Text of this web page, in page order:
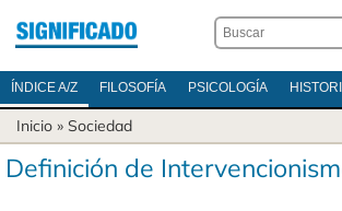
ÍNDICE A/Z FILOSOFÍA PSICOLOGÍA
Inicio » Sociedad
Definición de